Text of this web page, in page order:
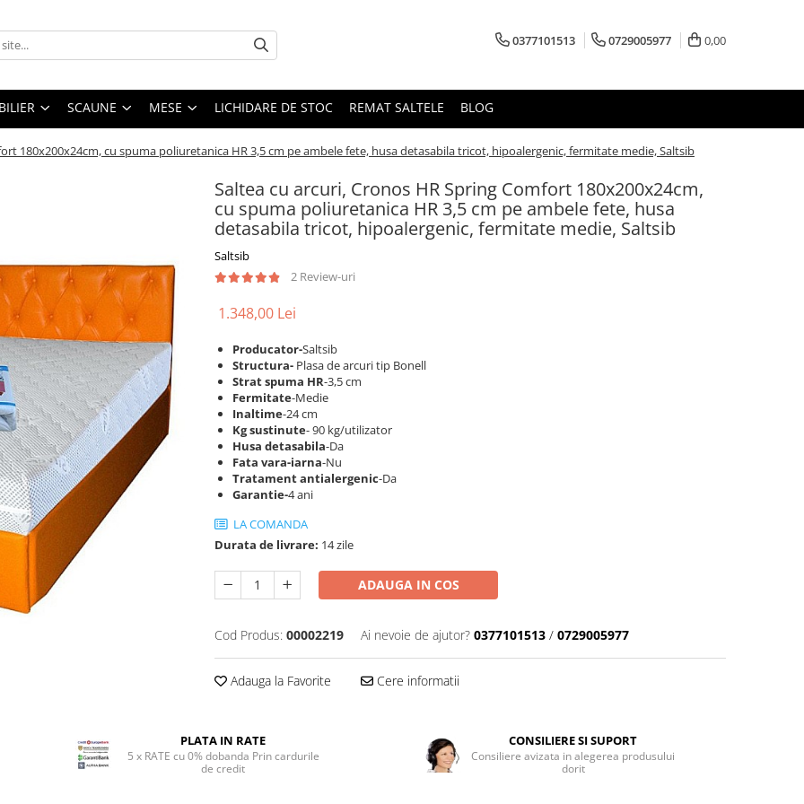
0377101513 0729005977 0,00
SCAUNE MESE LICHIDARE DE STOC REMAT SALTELE BLOG
180x200x24cm, cu spuma poliuretanica HR 3,5 cm pe ambele fete, husa detasabila tricot, hipoalergenic, fermitate medie, Saltsib
Saltea cu arcuri, Cronos HR Spring Comfort 180x200x24cm,
cu spuma poliuretanica HR 3,5 cm pe ambele fete, husa
detasabila tricot, hipoalergenic, fermitate medie, Saltsib
Saltsib
2 Review-uri
1.348,00 Lei
Producator-Saltsib
Structura- Plasa de arcuri tip Bonell
Strat spuma HR-3,5 cm
Fermitate-Medie
Inaltime-24 cm
Kg sustinute- 90 kg/utilizator
Husa detasabila-Da
Fata vara-iarna-Nu
Tratament antialergenic-Da
Garantie-4 ani
LA COMANDA
Durata de livrare: 14 zile
ADAUGA IN COS
Cod Produs: 00002219 Ai nevoie de ajutor? 0377101513 / 0729005977
Adauga la Favorite Cere informatii
PLATA IN RATE
5 x RATE cu 0% dobanda Prin cardurile
de credit
CONSILIERE SI SUPORT
Consiliere avizata in alegerea produsului
dorit